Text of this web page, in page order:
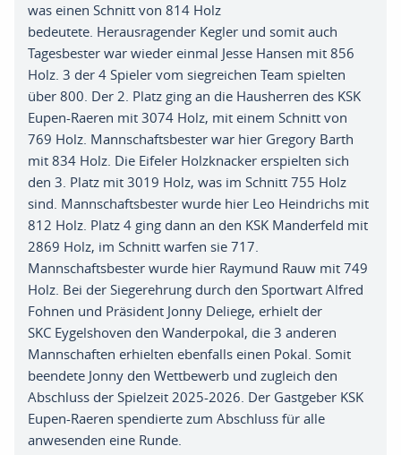
was einen Schnitt von 814 Holz
bedeutete. Herausragender Kegler und somit auch
Tagesbester war wieder einmal Jesse Hansen mit 856
Holz. 3 der 4 Spieler vom siegreichen Team spielten
über 800. Der 2. Platz ging an die Hausherren des KSK
Eupen-Raeren mit 3074 Holz, mit einem Schnitt von
769 Holz. Mannschaftsbester war hier Gregory Barth
mit 834 Holz. Die Eifeler Holzknacker erspielten sich
den 3. Platz mit 3019 Holz, was im Schnitt 755 Holz
sind. Mannschaftsbester wurde hier Leo Heindrichs mit
812 Holz. Platz 4 ging dann an den KSK Manderfeld mit
2869 Holz, im Schnitt warfen sie 717.
Mannschaftsbester wurde hier Raymund Rauw mit 749
Holz. Bei der Siegerehrung durch den Sportwart Alfred
Fohnen und Präsident Jonny Deliege, erhielt der
SKC Eygelshoven den Wanderpokal, die 3 anderen
Mannschaften erhielten ebenfalls einen Pokal. Somit
beendete Jonny den Wettbewerb und zugleich den
Abschluss der Spielzeit 2025-2026. Der Gastgeber KSK
Eupen-Raeren spendierte zum Abschluss für alle
anwesenden eine Runde.